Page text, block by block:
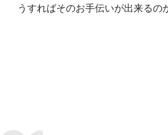
うすればそのお手伝いが出来るの